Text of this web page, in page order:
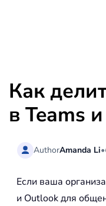
Как
в Teams
AuthorAmanda Li•
Если ваша
и Outlook для